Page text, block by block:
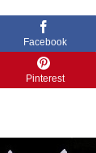
Facebook
Pinterest